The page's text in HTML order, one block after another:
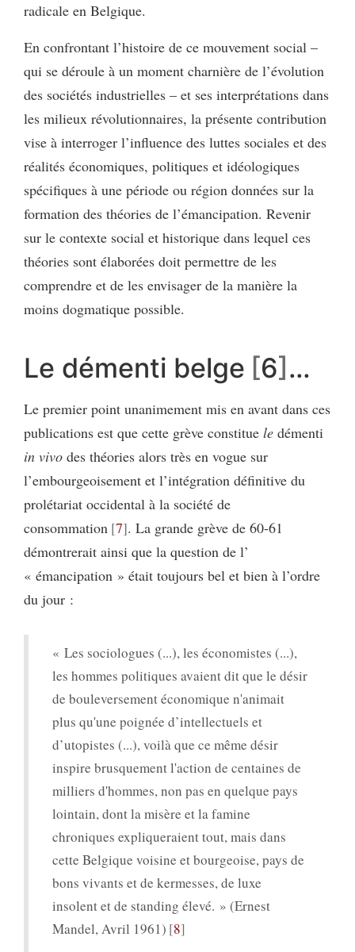
radicale en Belgique.
En confrontant l’histoire de ce mouvement social –
qui se déroule à un moment charnière de l’évolution
des sociétés industrielles – et ses interprétations dans
les milieux révolutionnaires, la présente contribution
vise à interroger l’influence des luttes sociales et des
réalités économiques, politiques et idéologiques
spécifiques à une période ou région données sur la
formation des théories de l’émancipation. Revenir
sur le contexte social et historique dans lequel ces
théories sont élaborées doit permettre de les
comprendre et de les envisager de la manière la
moins dogmatique possible.
Le démenti belge 6 …
Le premier point unanimement mis en avant dans ces
publications est que cette grève constitue le démenti
in vivo des théories alors très en vogue sur
l’embourgeoisement et l’intégration définitive du
prolétariat occidental à la société de
consommation 7 . La grande grève de 60-61
démontrerait ainsi que la question de l’
« émancipation » était toujours bel et bien à l’ordre
du jour :
« Les sociologues (...), les économistes (...),
les hommes politiques avaient dit que le désir
de bouleversement économique n'animait
plus qu'une poignée d’intellectuels et
d’utopistes (...), voilà que ce même désir
inspire brusquement l'action de centaines de
milliers d'hommes, non pas en quelque pays
lointain, dont la misère et la famine
chroniques expliqueraient tout, mais dans
cette Belgique voisine et bourgeoise, pays de
bons vivants et de kermesses, de luxe
insolent et de standing élevé. » (Ernest
Mandel, Avril 1961) 8